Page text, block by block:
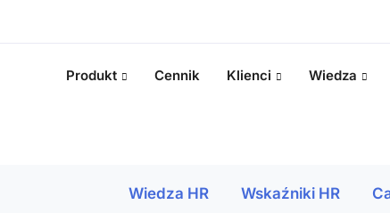
Produkt Cennik Klienci Wiedza
Wiedza HR Wskaźniki HR